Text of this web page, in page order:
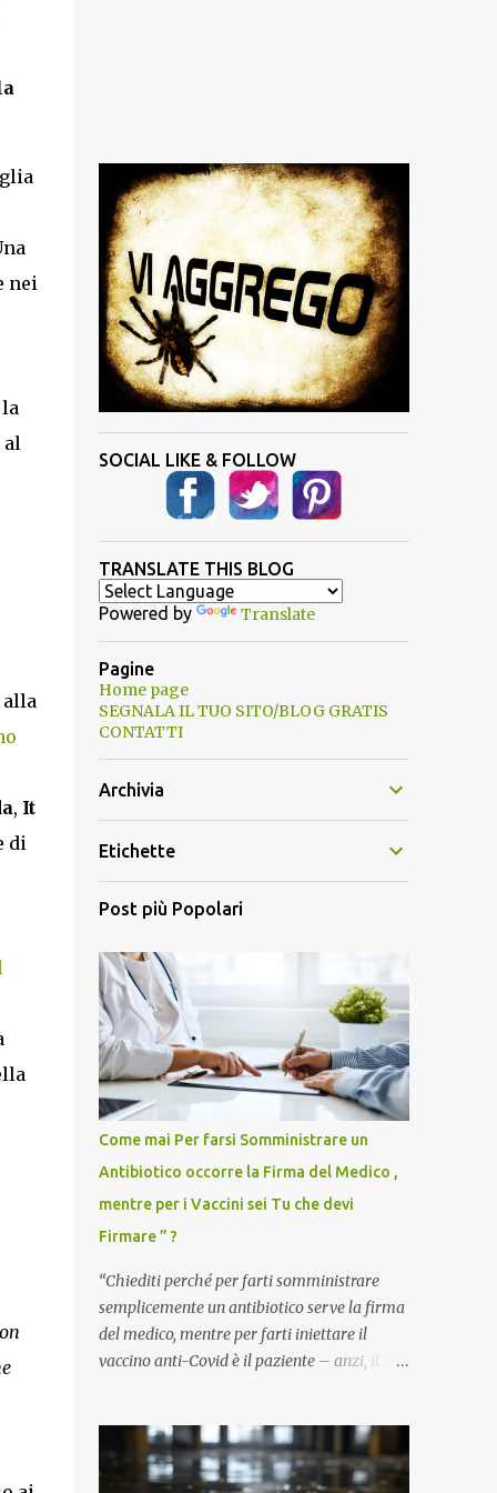
nei
al
, It
di
SOCIAL LIKE & FOLLOW
TRANSLATE THIS BLOG
Powered by Translate
Pagine
Home page
SEGNALA IL TUO SITO/BLOG GRATIS
CONTATTI
Archivia
Etichette
Post più Popolari
Come mai Per farsi Somministrare un
Antibiotico occorre la Firma del Medico ,
mentre per i Vaccini sei Tu che devi
Firmare ” ?
“Chiediti perché per farti somministrare
semplicemente un antibiotico serve la firma
del medico, mentre per farti iniettare il
vaccino anti-Covid è il paziente – anzi, il
domanda tanto semplice quanto devastante
quella posta dal dottor Andrea Stramezzi,